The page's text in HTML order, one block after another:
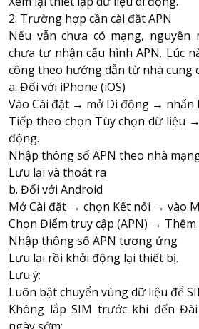
2. Trường hợp cần cài đặt APN
Nếu vẫn chưa có mạng, nguyên
chưa tự nhận cấu hình APN. Lúc
công theo hướng dẫn từ nhà cung
a. Đối với iPhone (iOS)
Vào Cài đặt → mở Di động → nhấn
Tiếp theo chọn Tùy chọn dữ liệu
động.
Nhập thông số APN theo nhà
Lưu lại và thoát ra
b. Đối với Android
Mở Cài đặt → chọn Kết nối → vào
Chọn Điểm truy cập (APN) → Thêm
Nhập thông số APN tương ứng
Lưu lại rồi khởi động lại thiết bị.
Lưu ý:
Luôn bật chuyển vùng dữ liệu để
Không lắp SIM trước khi đến